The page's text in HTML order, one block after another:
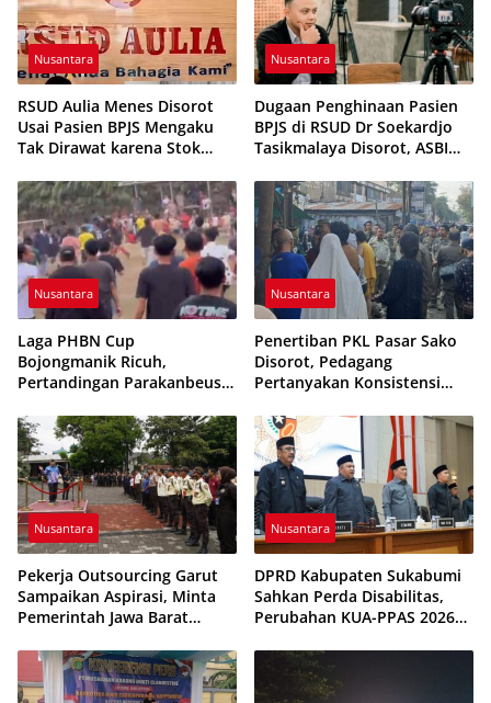
Nusantara
RSUD Aulia Menes Disorot
Usai Pasien BPJS Mengaku
Tak Dirawat karena Stok
Nusantara
Dugaan Penghinaan Pasien
BPJS di RSUD Dr Soekardjo
Tasikmalaya Disorot, ASBI
Etika Pelayanan
Nusantara
Laga PHBN Cup
Bojongmanik Ricuh,
Pertandingan Parakanbeusi
Dihentikan
Nusantara
Penertiban PKL Pasar Sako
Disorot, Pedagang
Pertanyakan Konsistensi
Pungutan
Nusantara
Pekerja Outsourcing Garut
Sampaikan Aspirasi, Minta
Pemerintah Jawa Barat
Nusantara
DPRD Kabupaten Sukabumi
Sahkan Perda Disabilitas,
Perubahan KUA-PPAS 2026